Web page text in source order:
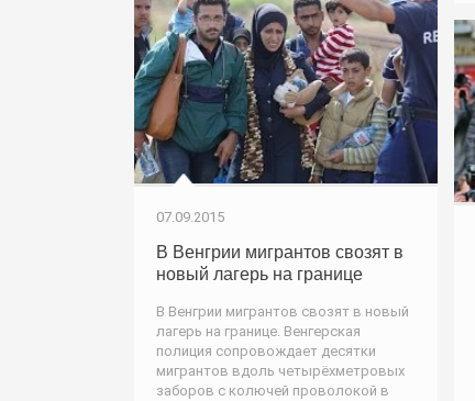
07.09.2015
В Венгрии мигрантов свозят в
новый лагерь на границе
В Венгрии мигрантов свозят в новый
лагерь на границе. Венгерская
полиция сопровождает десятки
мигрантов вдоль четырёхметровых
заборов с колючей проволокой в